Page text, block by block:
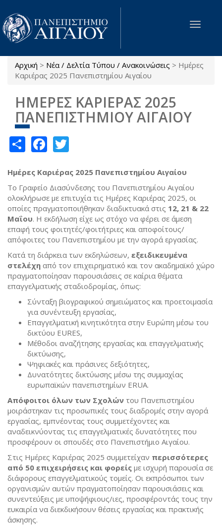
Παράκαμψη προς το κυρίως περιεχόμενο
Toggle
Είστε εδώ
Αρχική > Νέα / Δελτία Τύπου / Ανακοινώσεις > Ημέρες
Καριέρας 2025 Πανεπιστημίου Αιγαίου
ΗΜΕΡΕΣ ΚΑΡΙΕΡΑΣ 2025
ΠΑΝΕΠΙΣΤΗΜΙΟΥ ΑΙΓΑΙΟΥ
ShareFacebook
Ημέρες Καριέρας 2025 Πανεπιστημίου Αιγαίου
Το Γραφείο Διασύνδεσης του Πανεπιστημίου Αιγαίου
ολοκλήρωσε με επιτυχία τις Ημέρες Καριέρας 2025, οι
οποίες πραγματοποιήθηκαν διαδικτυακά στις 12, 21 & 22
Μαΐου. Η εκδήλωση είχε ως στόχο να φέρει σε άμεση
επαφή τους φοιτητές/φοιτήτριες και αποφοίτους/
απόφοιτες του Πανεπιστημίου με την αγορά εργασίας.
Κατά τη διάρκεια των εκδηλώσεων, εξειδικευμένα
στελέχη από τον επιχειρηματικό και τον ακαδημαϊκό χώρο
πραγματοποίησαν παρουσιάσεις σε καίρια θέματα
επαγγελματικής σταδιοδρομίας, όπως:
Σύνταξη βιογραφικού σημειώματος και προετοιμασία
για συνέντευξη εργασίας,
Επαγγελματική κινητικότητα στην Ευρώπη μέσω του
δικτύου EURES,
Μέθοδοι αναζήτησης εργασίας και επαγγελματικής
δικτύωσης,
Ψηφιακές και πράσινες δεξιότητες,
Δυνατότητες δικτύωσης μέσω της συμμαχίας
ευρωπαϊκών πανεπιστημίων ERUA.
Απόφοιτοι όλων των Σχολών του Πανεπιστημίου
μοιράστηκαν τις προσωπικές τους διαδρομές στην αγορά
εργασίας, εμπνέοντας τους συμμετέχοντες και
αναδεικνύοντας τις επαγγελματικές δυνατότητες που
προσφέρουν οι σπουδές στο Πανεπιστήμιο Αιγαίου.
Στις Ημέρες Καριέρας 2025 συμμετείχαν περισσότερες
από 50 επιχειρήσεις και φορείς με ισχυρή παρουσία σε
διάφορους επαγγελματικούς τομείς. Οι εκπρόσωποι των
οργανισμών αυτών πραγματοποίησαν παρουσιάσεις και
συνεντεύξεις με υποψήφιους/ιες, προσφέροντάς τους την
ευκαιρία να διεκδικήσουν θέσεις εργασίας και πρακτικής
άσκησης.